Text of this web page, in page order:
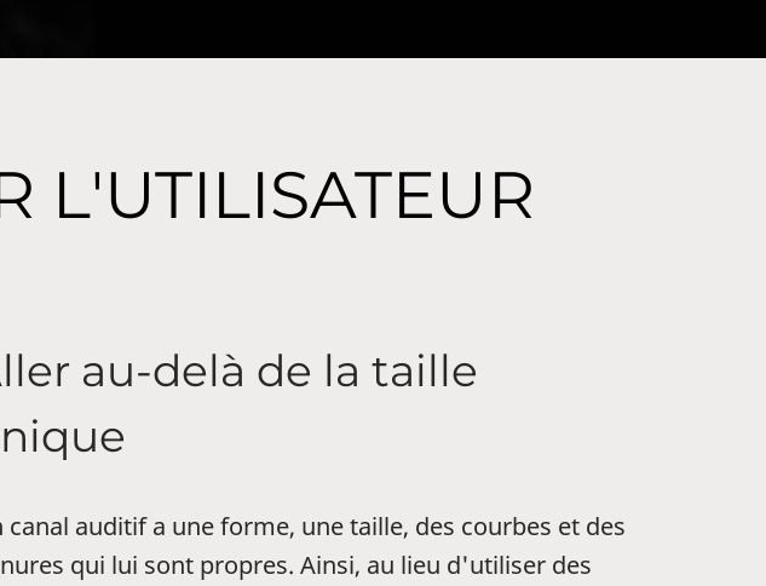
L'UTILISATEUR
au-delà de la taille
canal auditif a une forme, une taille, des courbes et des
qui lui sont propres. Ainsi, au lieu d'utiliser des